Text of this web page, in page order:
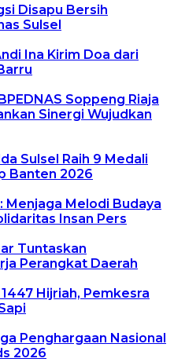
Disapu Bersih
Sulsel
Ina Kirim Doa dari
Soppeng Riaja
Sinergi Wujudkan
Sulsel Raih 9 Medali
Banten 2026
Menjaga Melodi Budaya
Insan Pers
Tuntaskan
Perangkat Daerah
Hijriah, Pemkesra
Penghargaan Nasional
2026